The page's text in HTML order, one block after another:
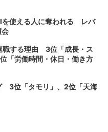
を使える人に奪われる レバ
会
職する理由 3位「成長・ス
「労働時間・休日・働き方
3位「タモリ」、2位「天海